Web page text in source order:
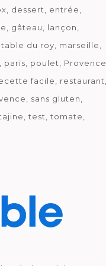
dessert
entrée
gâteau
lançon
table du roy
marseille
paris poulet
Provence
facile
restaurant
sans gluten
test
tomate